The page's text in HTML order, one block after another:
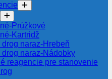
Prúžkové
Kartridž
drog naraz-Hrebeň
drog naraz-Nádobky
reagencie pre stanovenie